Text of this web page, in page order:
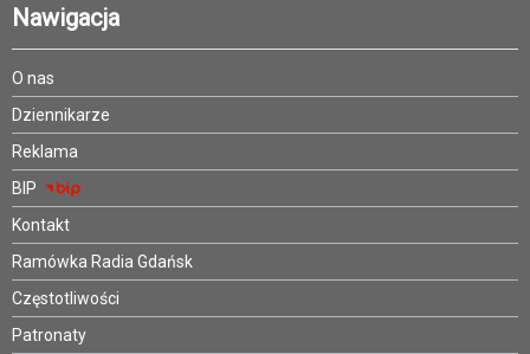
Nawigacja
O nas
Dziennikarze
Reklama
BIP
Kontakt
Ramówka Radia Gdańsk
Częstotliwości
Patronaty